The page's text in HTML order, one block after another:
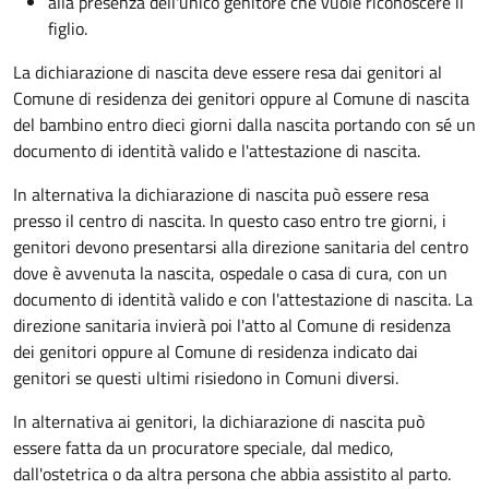
figlio.
La dichiarazione di nascita deve essere resa dai genitori al
Comune di residenza dei genitori oppure al Comune di nascita
del bambino entro dieci giorni dalla nascita portando con sé un
documento di identità valido e l'attestazione di nascita.
In alternativa la dichiarazione di nascita può essere resa
presso il centro di nascita. In questo caso entro tre giorni, i
genitori devono presentarsi alla direzione sanitaria del centro
dove è avvenuta la nascita, ospedale o casa di cura, con un
documento di identità valido e con l'attestazione di nascita. La
direzione sanitaria invierà poi l'atto al Comune di residenza
dei genitori oppure al Comune di residenza indicato dai
genitori se questi ultimi risiedono in Comuni diversi.
In alternativa ai genitori, la dichiarazione di nascita può
essere fatta da un procuratore speciale, dal medico,
dall'ostetrica o da altra persona che abbia assistito al parto.